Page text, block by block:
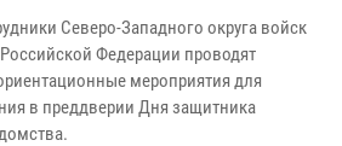
Северо-Западного округа войск
Федерации проводят
мероприятия для
в преддверии Дня защитника